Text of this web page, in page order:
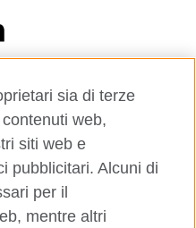
organisation for cultural
A registered charity:
(Scotland)
sia di terze
web,
siti web e
pubblicitari. Alcuni di
per il
mentre altri